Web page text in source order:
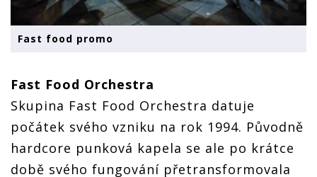
Fast food promo
Fast Food Orchestra
Skupina Fast Food Orchestra datuje
počátek svého vzniku na rok 1994. Původně
hardcore punková kapela se ale po krátce
době svého fungování přetransformovala